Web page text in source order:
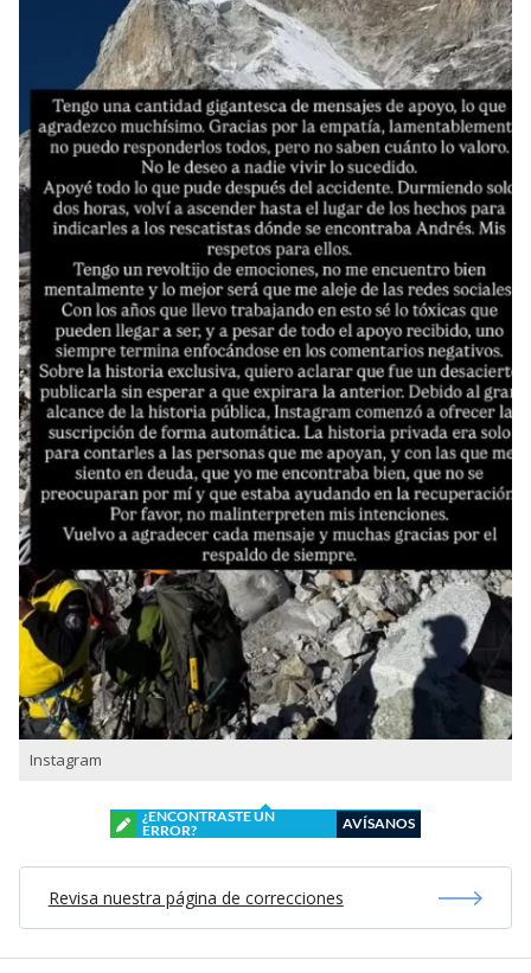
Instagram
¿ENCONTRASTE UN
ERROR?
AVÍSANOS
Revisa nuestra página de correcciones